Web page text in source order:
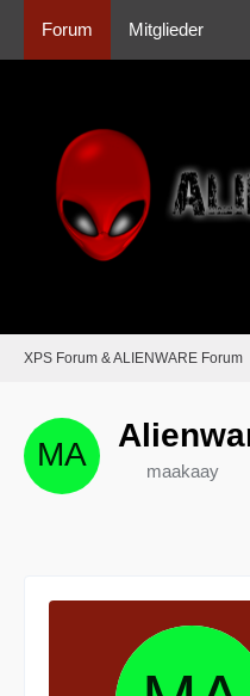
Forum Mitglieder
XPS Forum & ALIENWARE Forum
maakaay